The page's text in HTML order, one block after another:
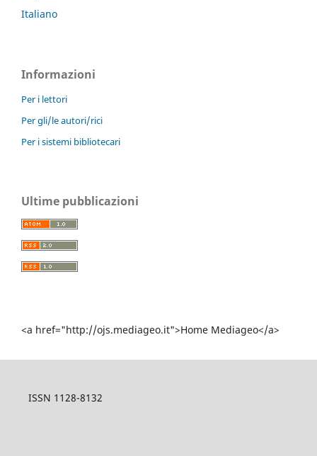
Italiano
Informazioni
Per i lettori
Per gli/le autori/rici
Per i sistemi bibliotecari
Ultime pubblicazioni
<a href="http://ojs.mediageo.it">Home Mediageo</a>
ISSN 1128-8132